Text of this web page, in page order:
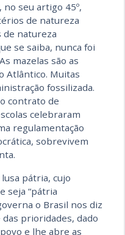
seu artigo 45º,
de natureza
de natureza
se saiba, nunca foi
mazelas são as
Atlântico. Muitas
fossilizada.
contrato de
celebraram
regulamentação
sobrevivem
pátria, cujo
seja “pátria
o Brasil nos diz
prioridades, dado
e lhe abre as